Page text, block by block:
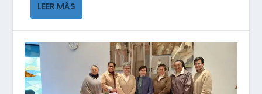
LEER MÁS